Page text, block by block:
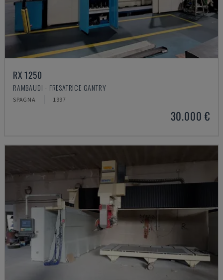
RX 1250
RAMBAUDI - FRESATRICE GANTRY
SPAGNA 1997
30.000 €